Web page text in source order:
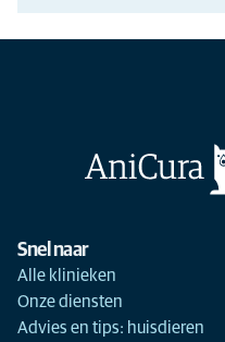
Snel naar
Alle klinieken
Onze diensten
Advies en tips: huisdieren